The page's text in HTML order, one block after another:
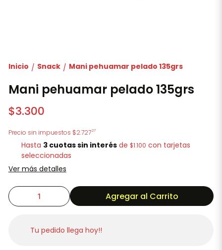
Inicio / Snack / Mani pehuamar pelado 135grs
Mani pehuamar pelado 135grs
$3.300
Precio sin impuestos $2.72727
Hasta 3 cuotas sin interésde $1.100 con tarjetas
seleccionadas
Ver más detalles
Agregar al Carrito
Tu pedido llega hoy!!